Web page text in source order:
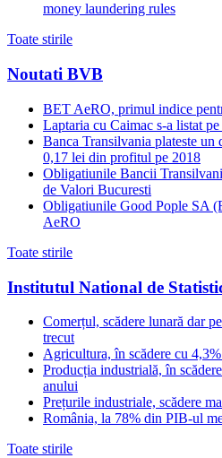
money laundering rules
Toate stirile
Noutati BVB
BET AeRO, primul indice
Laptaria cu Caimac s-a listat
Banca Transilvania plateste
0,17 lei din profitul pe 2018
Obligatiunile Bancii
de Valori Bucuresti
Obligatiunile Good Pople SA
AeRO
Toate stirile
Institutul National de
Comerțul, scădere lunară dar
trecut
Agricultura, în scădere cu
Producția industrială, în
anului
Prețurile industriale, scădere
România, la 78% din PIB-ul
Toate stirile